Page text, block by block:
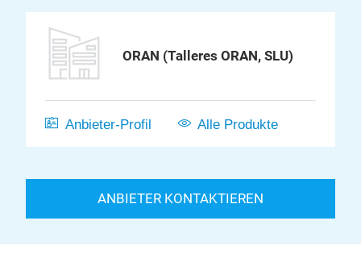
ORAN (Talleres ORAN, SLU)
Anbieter-Profil Alle Produkte
ANBIETER KONTAKTIEREN